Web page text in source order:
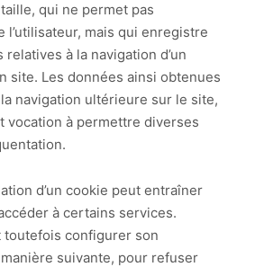
qui ne permet pas
l’utilisateur, mais qui enregistre
à la navigation d’un
site. Les données ainsi obtenues
navigation ultérieure sur le site,
vocation à permettre diverses
d’un cookie peut entraîner
à certains services.
toutefois configurer son
suivante, pour refuser